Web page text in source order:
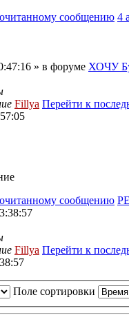
сообщению 4
» в форуме ХОЧУ
Fillya Перейти к
сообщению
Fillya Перейти к
Поле сортировки